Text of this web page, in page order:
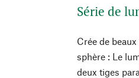
Série de
Crée de
sphère : Le
deux tiges